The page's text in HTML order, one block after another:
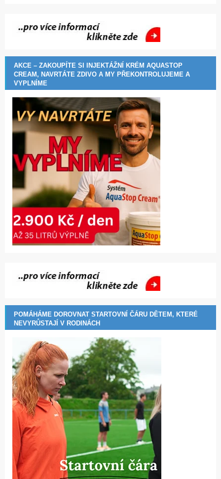
AKCE – ZAKOUPÍTE SI INJEKTÁŽNÍ KRÉM AQUASTOP
CREAM, NAVRTÁTE ZDIVO A MY PŘEKONTROLUJEME A
VYPLNÍME
POMÁHÁME DOROVNAT STARTOVNÍ ČÁRU DĚTEM, KTERÉ
NEVYRŮSTAJÍ V RODINÁCH